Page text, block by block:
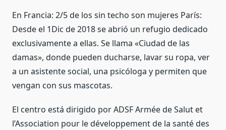
En Francia: 2/5 de los sin techo son mujeres París:
Desde el 1Dic de 2018 se abrió un refugio dedicado
exclusivamente a ellas. Se llama «Ciudad de las
damas», donde pueden ducharse, lavar su ropa, ver
a un asistente social, una psicóloga y permiten que
vengan con sus mascotas.
El centro está dirigido por ADSF Armée de Salut et
l’Association pour le développement de la santé des